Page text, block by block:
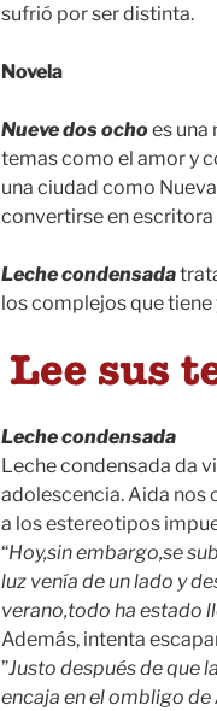
sufrió por ser distinta.
Novela
Nueve dos ochoes una
temas como el amor y
una ciudad como
convertirse en escritora
Leche condensada
los complejos que tiene
Leche condensada
Leche condensada da
adolescencia. Aida nos
a los estereotipos
“Hoy,sin embargo,se
luz venía de un lado y
verano,todo ha estado
Además, intenta
”Justo después de que
encaja en el ombligo de